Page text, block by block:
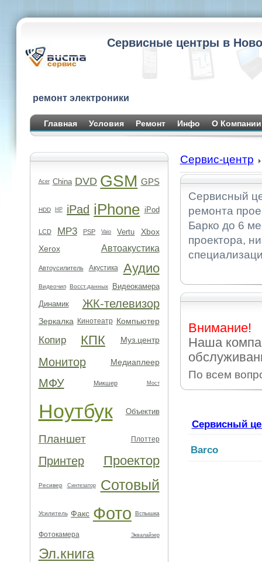
Сервисные центры в
ремонт электроники
Главная Условия Ремонт Инфо О Компании
Acer China DVD GSM GPS
HDD HP iPad iPhone iPod
LCD MP3 PSP Vaio Vertu
Xbox
Xerox
Автоакустика
Автоусилитель Акустика Аудио
Видеочип Восст.данных
Видеокамера
Динамик
ЖК-телевизор
Зеркалка Кинотеатр Компьютер
Копир КПК Муз.центр
Монитор Медиаплеер
МФУ Микшер Мост
Ноутбук Объектив
Планшет Плоттер
Принтер Проектор
Ресивер Синтезатор Сотовый
Усилитель Факс Фото Вспышка
Фотокамера Эквалайзер
Эл.книга
Сервис-центр
Сервисный
ремонта
Барко до 6
проектора,
Внимание!
Наша
По всем
Сервисный
Barco